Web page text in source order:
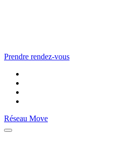
Prendre rendez-vous
Réseau Move